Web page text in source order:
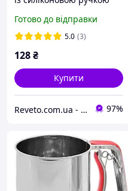
(R16433)
Готово до відправки
5.0 (3)
128₴
Купити
Reveto.com.ua - товары для кухни, термосы и термокружки, термосумки и многое другое 97%